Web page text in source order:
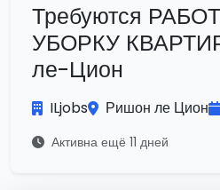
Требуются
УБОРКУ
ле-Цион
ILjobs Ришон ле Цион
Активна ещё 11 дней